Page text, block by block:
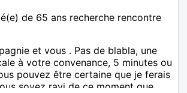
de 65 ans recherche rencontre
et vous . Pas de blabla, une
à votre convenance, 5 minutes ou
pouvez être certaine que je ferais
soyez ravi de ce moment que